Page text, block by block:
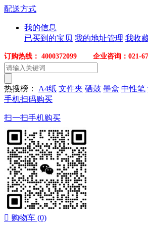
配送方式
我的信息
已买到的宝贝 我的地址管理 我收
订购热线： 4000372099 企业咨询：021-
热搜榜： A4纸 文件夹 硒鼓 墨盒 中性笔
手机扫码购买
扫一扫手机购买
 购物车 (0)